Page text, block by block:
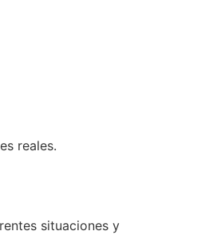
reales.
situaciones y